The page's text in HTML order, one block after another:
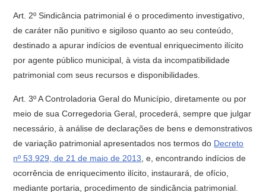
Art. 2º Sindicância patrimonial é o procedimento investigativo,
de caráter não punitivo e sigiloso quanto ao seu conteúdo,
destinado a apurar indícios de eventual enriquecimento ilícito
por agente público municipal, à vista da incompatibilidade
patrimonial com seus recursos e disponibilidades.
Art. 3º A Controladoria Geral do Município, diretamente ou por
meio de sua Corregedoria Geral, procederá, sempre que julgar
necessário, à análise de declarações de bens e demonstrativos
de variação patrimonial apresentados nos termos do Decreto
nº 53.929, de 21 de maio de 2013 , e, encontrando indícios de
ocorrência de enriquecimento ilícito, instaurará, de ofício,
mediante portaria, procedimento de sindicância patrimonial.